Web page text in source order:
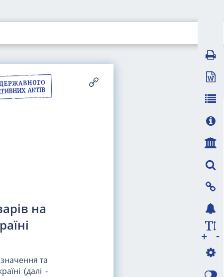
на
та
(далі -
-
+